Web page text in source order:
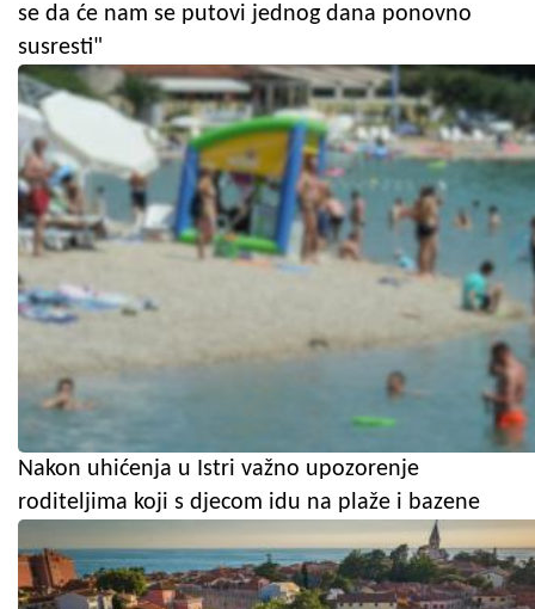
se da će nam se putovi jednog dana ponovno
susresti"
Nakon uhićenja u Istri važno upozorenje
roditeljima koji s djecom idu na plaže i bazene